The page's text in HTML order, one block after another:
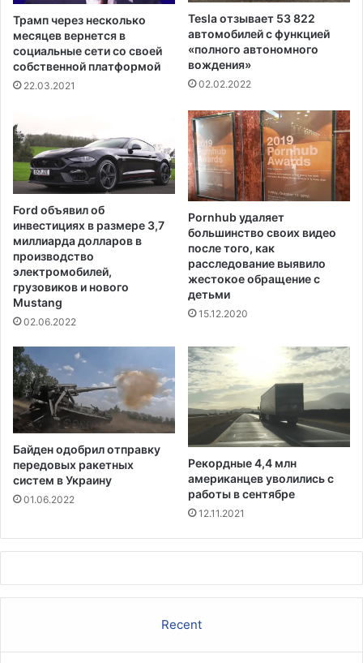
л
ж
и
л
ь
н
ы
й
р
е
з
л
ь
т
т
н
а
C
o
v
i
d
-
1
а
и
ц
у
о
с
т
и
л
1
0
-
л
е
н
е
г
о
м
к
с
м
м
Трамп через несколько
месяцев вернется в
социальные сети со своей
собственной платформой
22.03.2021
Tesla отзывает 53 822
автомобилей с функцией
«полного автономного
вождения»
02.02.2022
Ford объявил об
инвестициях в размере 3,7
миллиарда долларов в
производство
электромобилей,
грузовиков и нового
Mustang
02.06.2022
Pornhub удаляет
большинство своих видео
после того, как
расследование выявило
жестокое обращение с
детьми
15.12.2020
Байден одобрил отправку
передовых ракетных
систем в Украину
01.06.2022
Рекордные 4,4 млн
американцев уволились с
работы в сентябре
12.11.2021
Recent